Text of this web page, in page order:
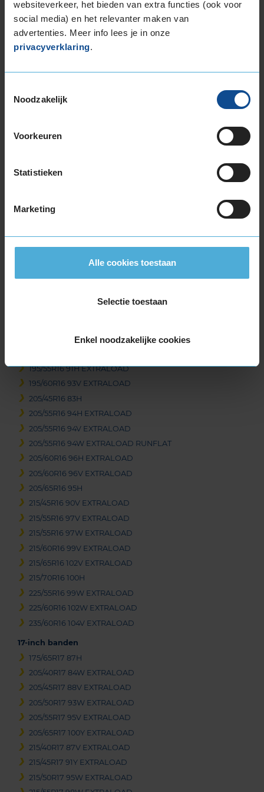
websiteverkeer, het bieden van extra functies (ook voor
social media) en het relevanter maken van
advertenties. Meer info lees je in onze
privacyverklaring.
Noodzakelijk
Voorkeuren
Statistieken
Marketing
Alle cookies toestaan
Selectie toestaan
Enkel noodzakelijke cookies
165/65R15 81T
175/55R15 77T
175/65R15 84H
185/55R15 86H EXTRALOAD
185/65R15 92T EXTRALOAD
195/55R15 85V
195/65R15 91H
205/60R15 91V
16-inch banden
195/50R16 88V EXTRALOAD
195/55R16 91H EXTRALOAD
195/60R16 93V EXTRALOAD
205/45R16 83H
205/55R16 94H EXTRALOAD
205/55R16 94V EXTRALOAD
205/55R16 94W EXTRALOAD RUNFLAT
205/60R16 96H EXTRALOAD
205/60R16 96V EXTRALOAD
205/65R16 95H
215/45R16 90V EXTRALOAD
215/55R16 97V EXTRALOAD
215/55R16 97W EXTRALOAD
215/60R16 99V EXTRALOAD
215/65R16 102V EXTRALOAD
215/70R16 100H
225/55R16 99W EXTRALOAD
225/60R16 102W EXTRALOAD
235/60R16 104V EXTRALOAD
17-inch banden
175/65R17 87H
205/40R17 84W EXTRALOAD
205/45R17 88V EXTRALOAD
205/50R17 93W EXTRALOAD
205/55R17 95V EXTRALOAD
205/65R17 100Y EXTRALOAD
215/40R17 87V EXTRALOAD
215/45R17 91Y EXTRALOAD
215/50R17 95W EXTRALOAD